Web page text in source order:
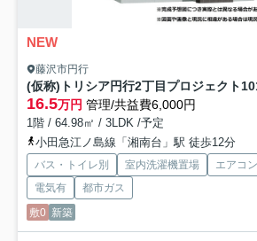
NEW
藤沢市円行
(仮称)トリシア円行2丁目プロジェクト
16.5万円 管理/共益費6,000円
1階 / 64.98㎡ / 3LDK /予定
小田急江ノ島線「湘南台」駅 徒歩12分
バス・トイレ別 室内洗濯機置場 エアコン
電気有
都市ガス
敷0 新築